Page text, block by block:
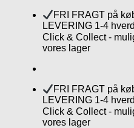
FRI FRAGT på
LEVERING 1-4
Click & Collect -
vores lager
FRI FRAGT på
LEVERING 1-4
Click & Collect -
vores lager